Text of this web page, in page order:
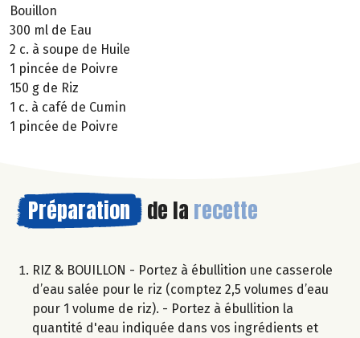
Bouillon
300 ml de Eau
2 c. à soupe de Huile
1 pincée de Poivre
150 g de Riz
1 c. à café de Cumin
1 pincée de Poivre
Préparation de la recette
RIZ & BOUILLON - Portez à ébullition une casserole
d’eau salée pour le riz (comptez 2,5 volumes d’eau
pour 1 volume de riz). - Portez à ébullition la
quantité d'eau indiquée dans vos ingrédients et